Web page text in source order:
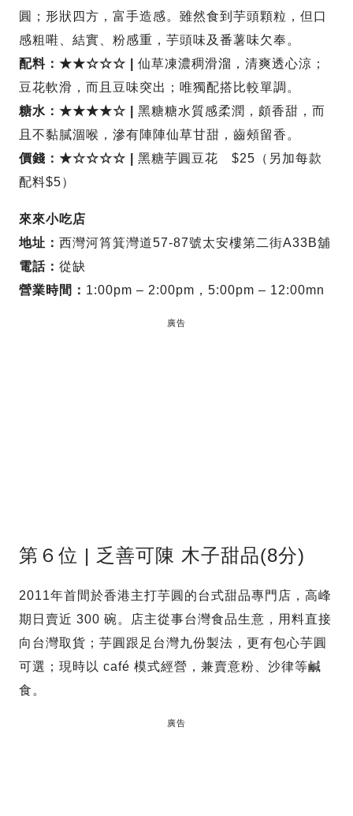
圓；形狀四方，富手造感。雖然食到芋頭顆粒，但口
感粗嚡、結實、粉感重，芋頭味及番薯味欠奉。
配料：★★☆☆☆ | 仙草凍濃稠滑溜，清爽透心涼；
豆花軟滑，而且豆味突出；唯獨配搭比較單調。
糖水：★★★★☆ | 黑糖糖水質感柔潤，頗香甜，而
且不黏膩涸喉，滲有陣陣仙草甘甜，齒頰留香。
價錢：★☆☆☆☆ | 黑糖芋圓豆花 $25（另加每款
配料$5）
來來小吃店
地址： 西灣河筲箕灣道57-87號太安樓第二街A33B舖
電話： 從缺
營業時間： 1:00pm – 2:00pm，5:00pm – 12:00mn
廣告
第６位 | 乏善可陳 木子甜品(8分)
2011年首間於香港主打芋圓的台式甜品專門店，高峰
期日賣近 300 碗。店主從事台灣食品生意，用料直接
向台灣取貨；芋圓跟足台灣九份製法，更有包心芋圓
可選；現時以 café 模式經營，兼賣意粉、沙律等鹹
食。
廣告